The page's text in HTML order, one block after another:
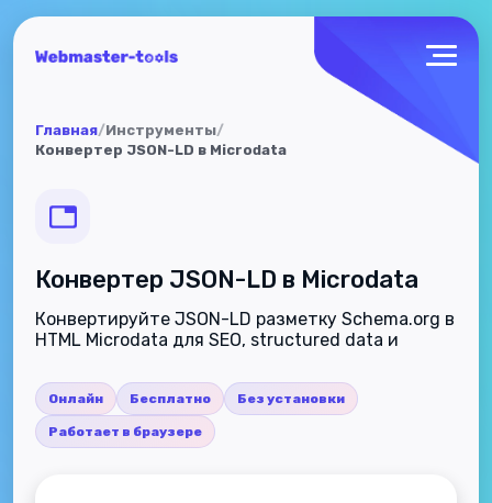
Главная/Инструменты/
Конвертер JSON-LD в Microdata
Конвертер JSON-LD в Microdata
Конвертируйте JSON-LD разметку Schema.org в
HTML Microdata для SEO, structured data и
Онлайн Бесплатно Без установки
Работает в браузере